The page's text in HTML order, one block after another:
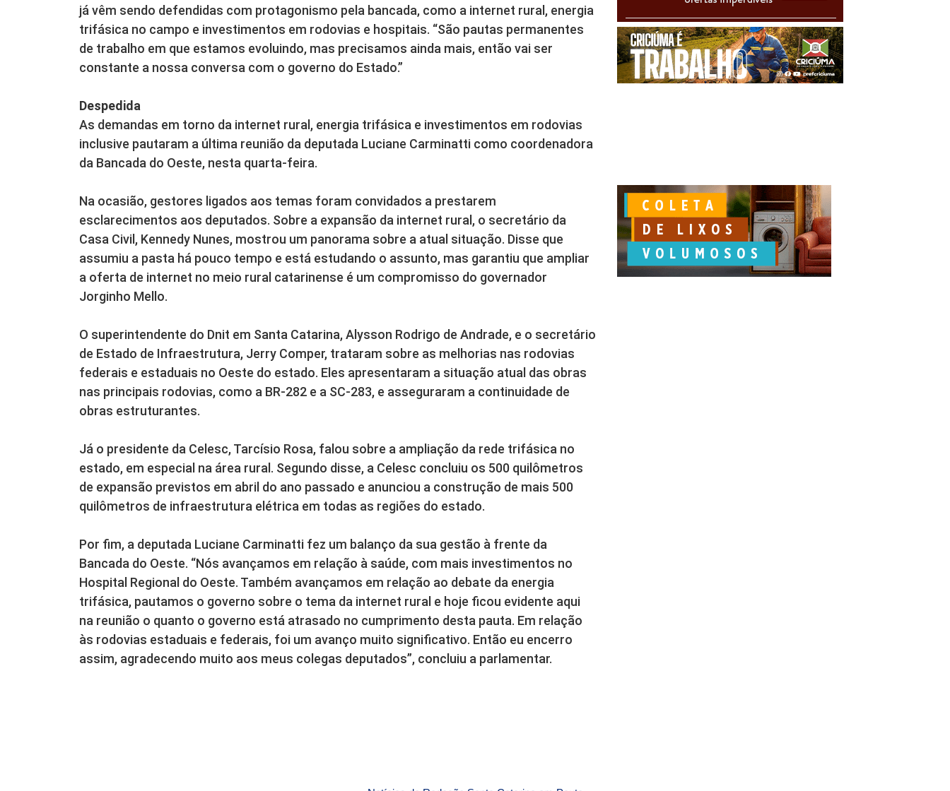
já vêm sendo defendidas com protagonismo pela bancada, como a internet rural, energia
trifásica no campo e investimentos em rodovias e hospitais. “São pautas permanentes
de trabalho em que estamos evoluindo, mas precisamos ainda mais, então vai ser
constante a nossa conversa com o governo do Estado.”
Despedida
As demandas em torno da internet rural, energia trifásica e investimentos em rodovias
inclusive pautaram a última reunião da deputada Luciane Carminatti como coordenadora
da Bancada do Oeste, nesta quarta-feira.
Na ocasião, gestores ligados aos temas foram convidados a prestarem
esclarecimentos aos deputados. Sobre a expansão da internet rural, o secretário da
Casa Civil, Kennedy Nunes, mostrou um panorama sobre a atual situação. Disse que
assumiu a pasta há pouco tempo e está estudando o assunto, mas garantiu que ampliar
a oferta de internet no meio rural catarinense é um compromisso do governador
Jorginho Mello.
O superintendente do Dnit em Santa Catarina, Alysson Rodrigo de Andrade, e o secretário
de Estado de Infraestrutura, Jerry Comper, trataram sobre as melhorias nas rodovias
federais e estaduais no Oeste do estado. Eles apresentaram a situação atual das obras
nas principais rodovias, como a BR-282 e a SC-283, e asseguraram a continuidade de
obras estruturantes.
Já o presidente da Celesc, Tarcísio Rosa, falou sobre a ampliação da rede trifásica no
estado, em especial na área rural. Segundo disse, a Celesc concluiu os 500 quilômetros
de expansão previstos em abril do ano passado e anunciou a construção de mais 500
quilômetros de infraestrutura elétrica em todas as regiões do estado.
Por fim, a deputada Luciane Carminatti fez um balanço da sua gestão à frente da
Bancada do Oeste. “Nós avançamos em relação à saúde, com mais investimentos no
Hospital Regional do Oeste. Também avançamos em relação ao debate da energia
trifásica, pautamos o governo sobre o tema da internet rural e hoje ficou evidente aqui
na reunião o quanto o governo está atrasado no cumprimento desta pauta. Em relação
às rodovias estaduais e federais, foi um avanço muito significativo. Então eu encerro
assim, agradecendo muito aos meus colegas deputados”, concluiu a parlamentar.